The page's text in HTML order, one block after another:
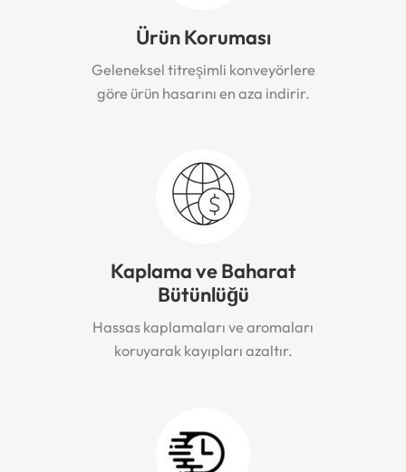
Ürün Koruması
Geleneksel titreşimli konveyörlere
göre ürün hasarını en aza indirir.
Kaplama ve Baharat
Bütünlüğü
Hassas kaplamaları ve aromaları
koruyarak kayıpları azaltır.